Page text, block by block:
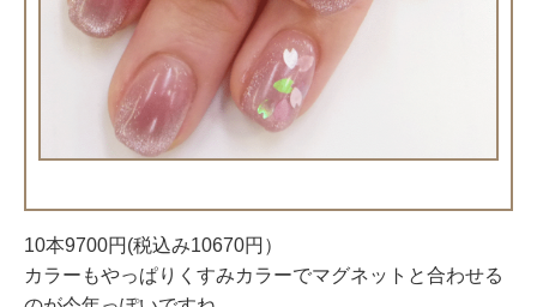
10本9700円(税込み10670円）
カラーもやっぱりくすみカラーでマグネットと合わせる